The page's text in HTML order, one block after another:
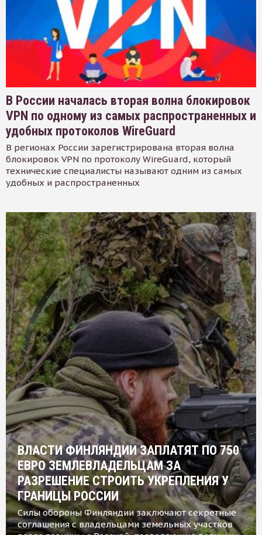
В России началась вторая волна блокировок
VPN по одному из самых распространенных и
удобных протоколов WireGuard
В регионах России зарегистрирована вторая волна
блокировок VPN по протоколу WireGuard, который
технические специалисты называют одним из самых
удобных и распространенных
ВЛАСТИ ФИНЛЯНДИИ ЗАПЛАТЯТ ПО 750
ЕВРО ЗЕМЛЕВЛАДЕЛЬЦАМ ЗА
РАЗРЕШЕНИЕ СТРОИТЬ УКРЕПЛЕНИЯ У
ГРАНИЦЫ РОССИИ
Силы обороны Финляндии заключают секретные
соглашения с владельцами земельных участков